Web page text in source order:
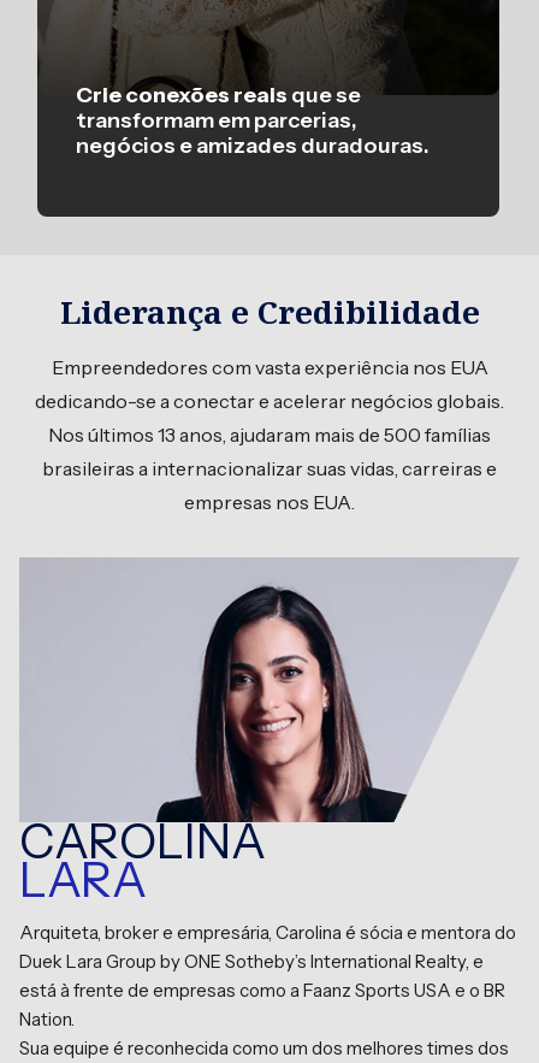
Crie conexões reais que se
transformam em parcerias,
negócios e amizades duradouras.
Liderança e Credibilidade
Empreendedores com vasta experiência nos EUA
dedicando-se a conectar e acelerar negócios globais.
Nos últimos 13 anos, ajudaram mais de 500 famílias
brasileiras a internacionalizar suas vidas, carreiras e
empresas nos EUA.
CAROLINA
LARA
Arquiteta, broker e empresária, Carolina é sócia e mentora do
Duek Lara Group by ONE Sotheby’s International Realty, e
está à frente de empresas como a Faanz Sports USA e o BR
Nation.
Sua equipe é reconhecida como um dos melhores times dos